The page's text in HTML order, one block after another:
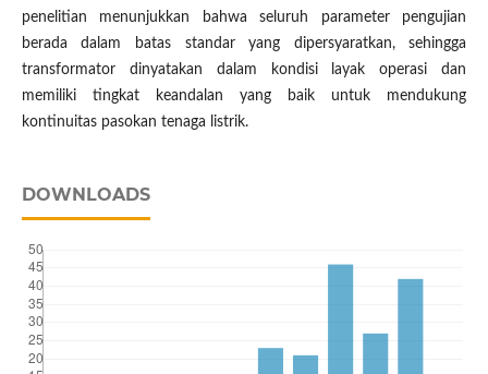
penelitian menunjukkan bahwa seluruh parameter pengujian
berada dalam batas standar yang dipersyaratkan, sehingga
transformator dinyatakan dalam kondisi layak operasi dan
memiliki tingkat keandalan yang baik untuk mendukung
kontinuitas pasokan tenaga listrik.
DOWNLOADS